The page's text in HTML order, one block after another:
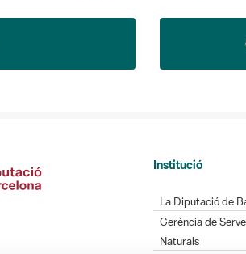
Institució
La Diputació de
Gerència de
Naturals